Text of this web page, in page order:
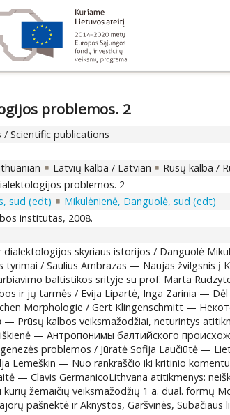
problemos. 2
Scientific publications
Latvių kalba / Latvian Rusų kalba /
problemos. 2
sud (edt)
Mikulėnienė, Danguolė, sud (edt)
institutas, 2008.
skyriaus istorijos / Danguolė
tyrimai / Saulius Ambrazas — Naujas žvilgsnis į
baltistikos srityje su prof. Marta
ir jų tarmės / Evija Lipartė, Inga Zarinia —
Morphologie / Gert Klingenschmitt —
Prūsų kalbos veiksmažodžiai, neturintys
— Антропонимы балтийского
problemos / Jūratė Sofija Laučiūtė —
Lemeškin — Nuo rankraščio iki kritinio
— Clavis GermanicoLithvana atitikmenys:
žemaičių veiksmažodžių 1 a. dual. formų
pašnektė ir Aknystos, Garšvinės,